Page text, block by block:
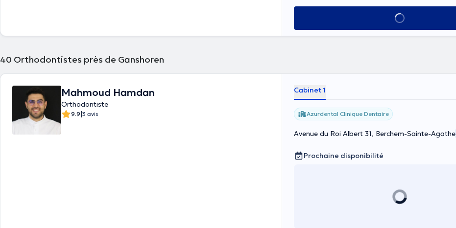
Voir tout
40 Orthodontistes près de Ganshoren
Mahmoud Hamdan
Orthodontiste
9.9|3 avis
Cabinet 1
Azurdental Clinique Dentaire
Avenue du Roi Albert 31, Berchem-Sainte-Agathe
Prochaine disponibilité